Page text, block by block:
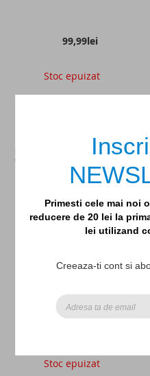
Primesti cele mai noi
reducere de 20 lei la
lei utilizand
Creeaza-ti cont si
99,99lei
Stoc epuizat
DE
Zdrobitorul de pietre
Stoc epuizat